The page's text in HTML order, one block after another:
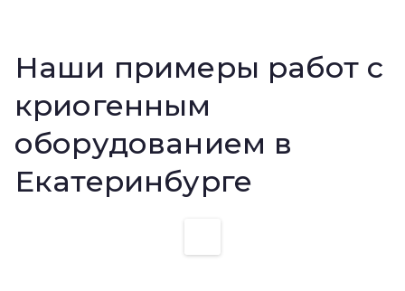
Наши примеры работ с
криогенным
оборудованием в
Екатеринбурге